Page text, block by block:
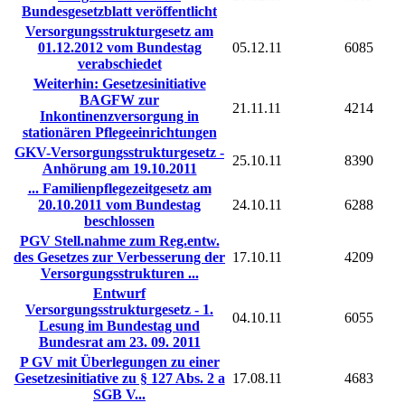
Bundesgesetzblatt veröffentlicht
Versorgungsstrukturgesetz am
01.12.2012 vom Bundestag
verabschiedet
05.12.11 6085
Weiterhin: Gesetzesinitiative
BAGFW zur
Inkontinenzversorgung in
stationären Pflegeeinrichtungen
21.11.11 4214
GKV-Versorgungsstrukturgesetz -
Anhörung am 19.10.2011
25.10.11
8390
... Familienpflegezeitgesetz am
20.10.2011 vom Bundestag
beschlossen
24.10.11 6288
PGV Stell.nahme zum Reg.entw.
des Gesetzes zur Verbesserung der
Versorgungsstrukturen ...
17.10.11 4209
Entwurf
Versorgungsstrukturgesetz - 1.
Lesung im Bundestag und
Bundesrat am 23. 09. 2011
04.10.11 6055
P GV mit Überlegungen zu einer
Gesetzesinitiative zu § 127 Abs. 2 a
SGB V...
17.08.11 4683